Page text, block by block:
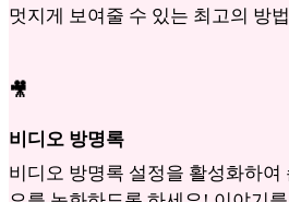
멋지게 보여줄 수 있는 최고의 방
🎥
비디오 방명록
비디오 방명록 설정을 활성화하여